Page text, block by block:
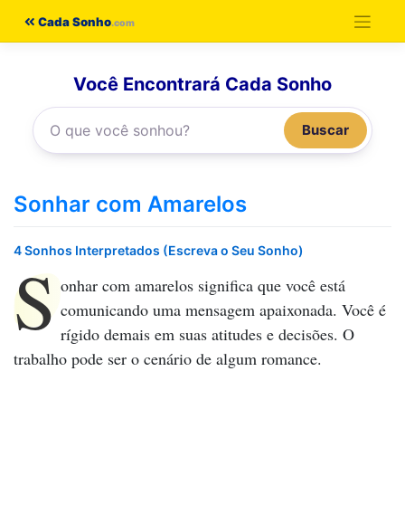
Cada Sonho
Você Encontrará Cada Sonho
Buscar
Sonhar com Amarelos
4 Sonhos Interpretados (Escreva o Seu Sonho)
S onhar com amarelos significa que você está
comunicando uma mensagem apaixonada. Você é
rígido demais em suas atitudes e decisões. O
trabalho pode ser o cenário de algum romance.